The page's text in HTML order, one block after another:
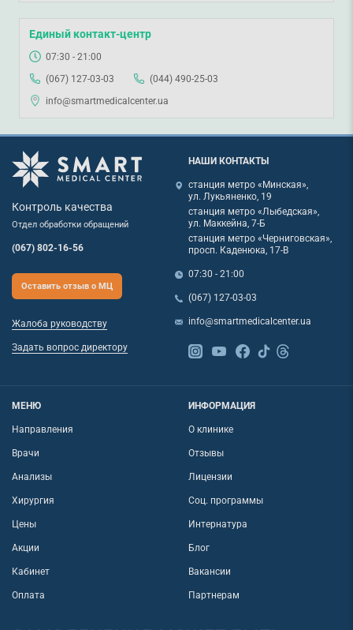
Единый контакт-центр
07:30 - 21:00
(067) 127-03-03
(044) 490-25-03
info@smartmedicalcenter.ua
Контроль качества
Отдел обработки обращений
(067) 802-16-56
Оставить отзыв о МЦ
Жалоба руководству
Задать вопрос директору
НАШИ КОНТАКТЫ
станция метро «Минская»,
ул. Лукьяненко, 19
станция метро «Лыбедская»,
ул. Маккейна, 7-Б
станция метро «Черниговская»,
просп. Каденюка, 17-В
07:30 - 21:00
(067) 127-03-03
info@smartmedicalcenter.ua
МЕНЮ
Направления
Врачи
Анализы
Хирургия
Цены
Акции
Кабинет
Оплата
ИНФОРМАЦИЯ
О клинике
Отзывы
Лицензии
Соц. программы
Интернатура
Блог
Вакансии
Партнерам